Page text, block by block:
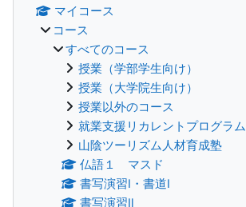
マイコース
コース
すべてのコース
授業（学部学生向け）
授業（大学院生向け）
授業以外のコース
就業支援リカレントプログラム
山陰ツーリズム人材育成塾
仏語１ マスド
書写演習Ⅰ・書道Ⅰ
書写演習Ⅱ